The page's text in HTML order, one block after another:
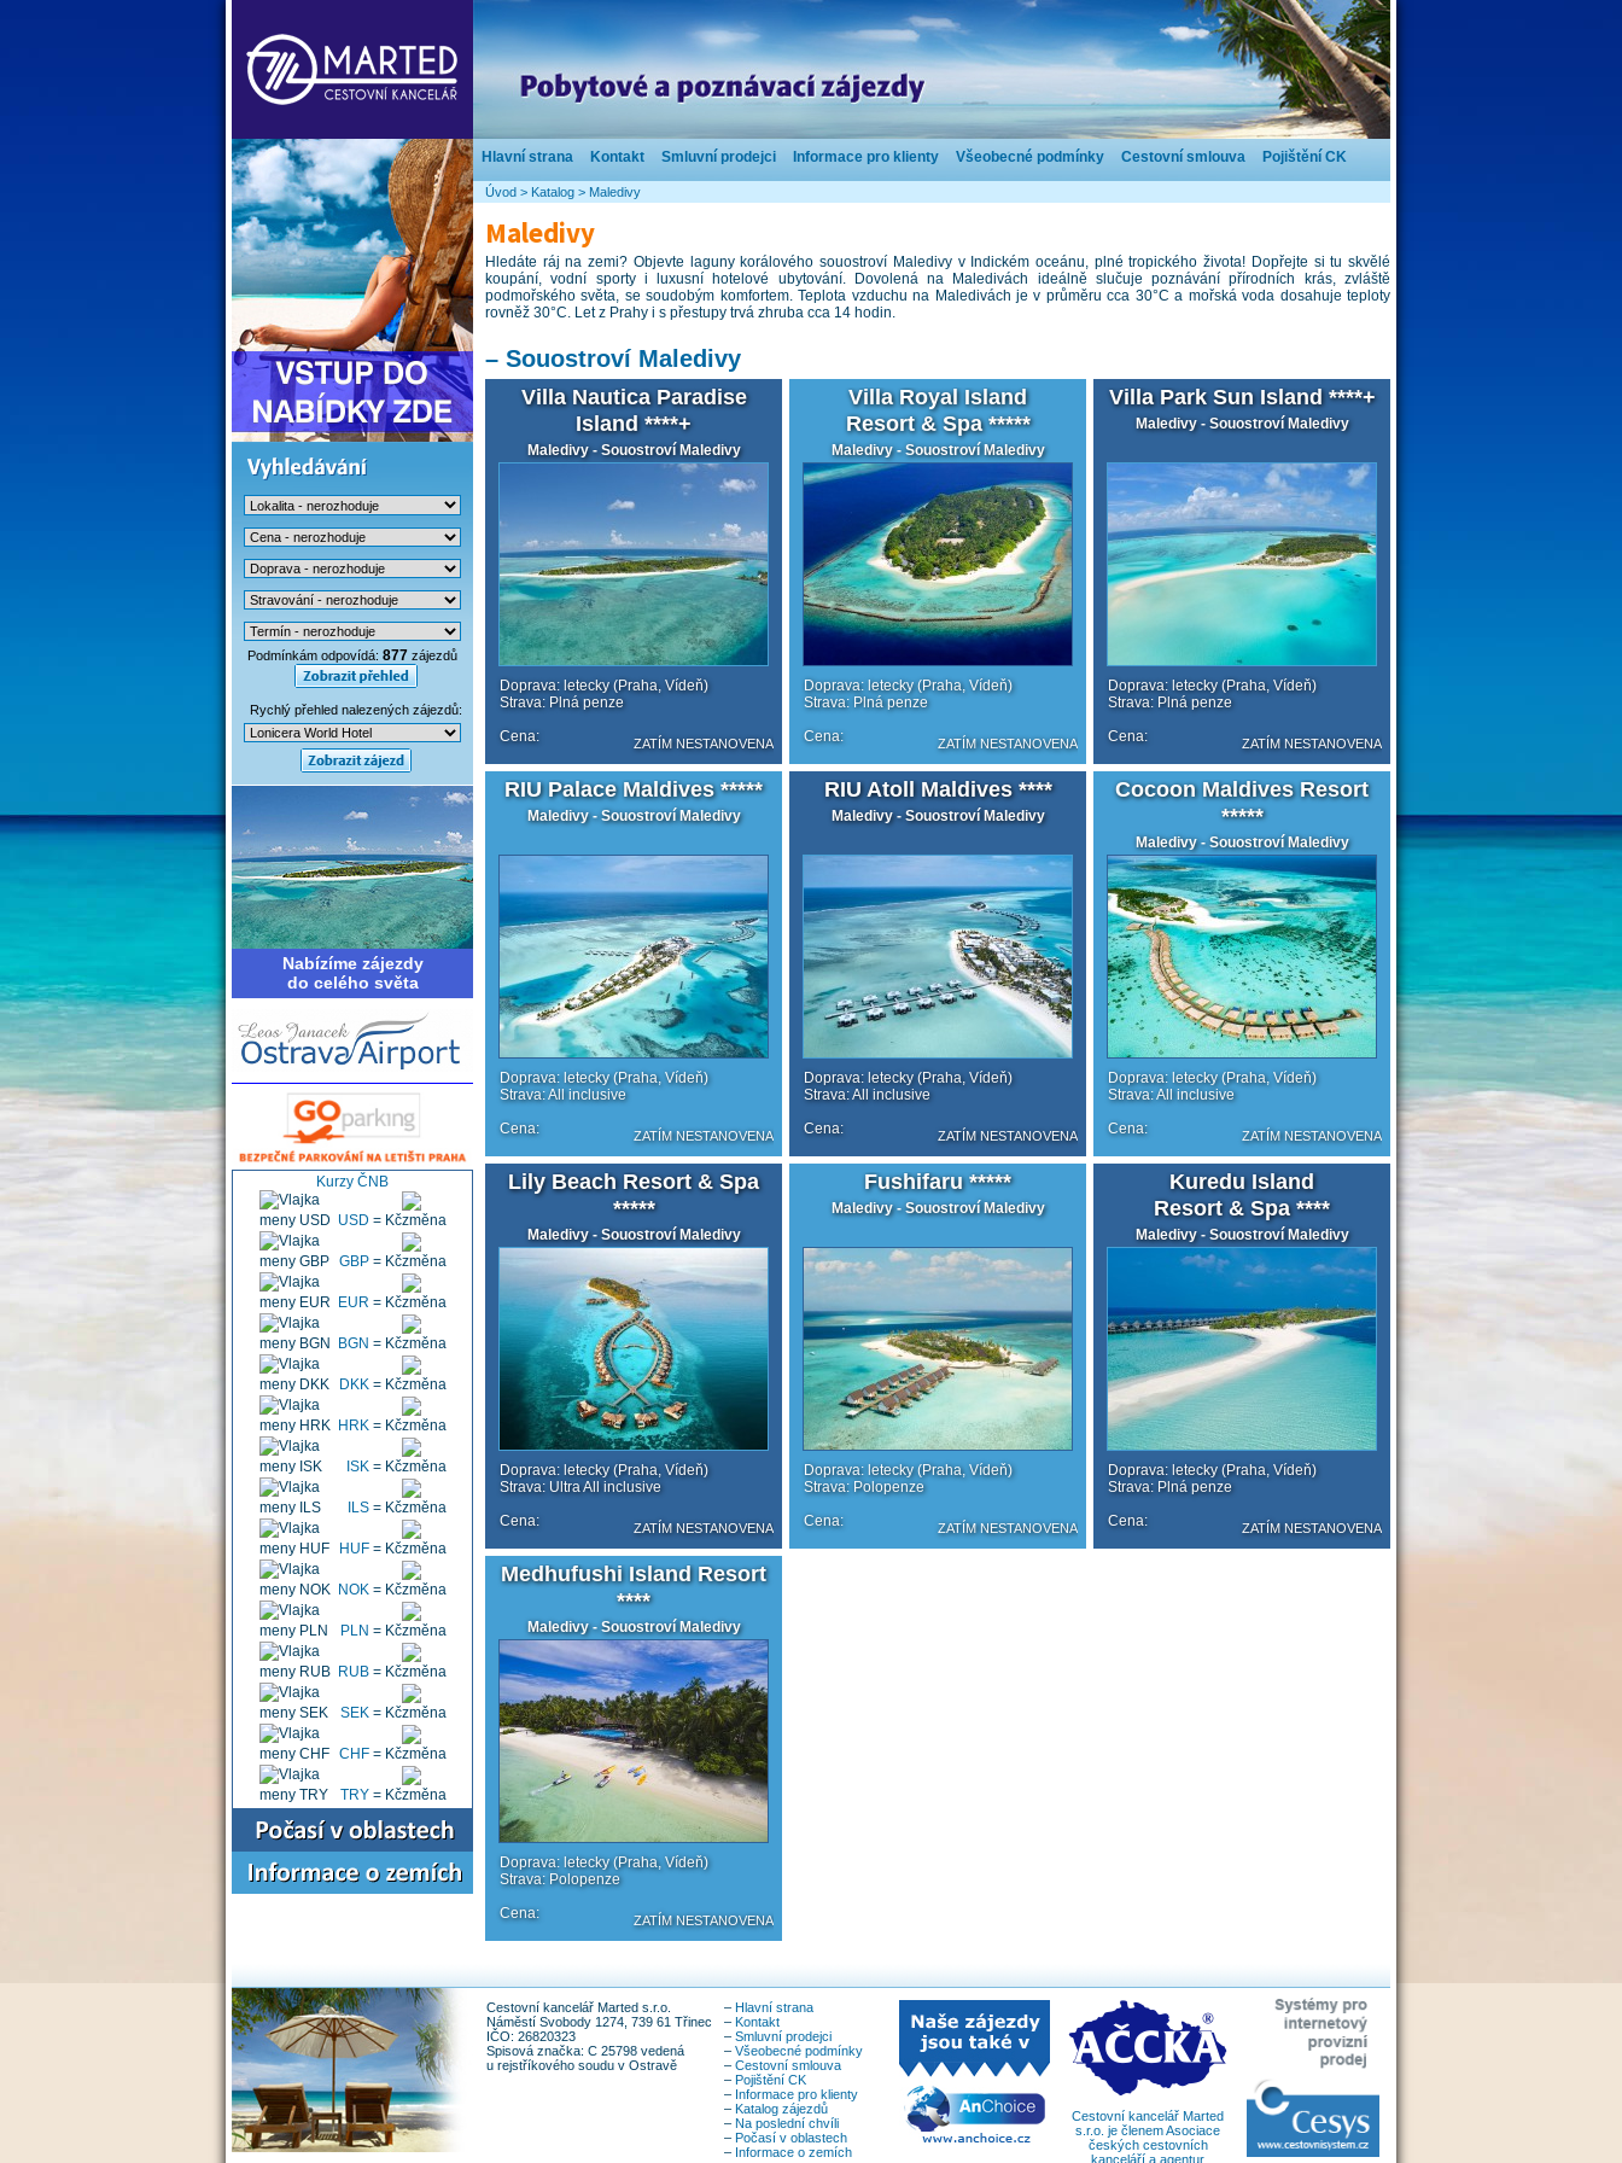
Hlavní strana Kontakt Smluvní prodejci Informace pro klienty Všeobecné podmínky Cestovní smlouva Pojištění CK
Podmínkám odpovídá: 877 zájezdů
Rychlý přehled nalezených zájezdů:
Nabízíme zájezdy
do celého světa
Kurzy ČNB
USD = Kč
GBP= Kč
EUR = Kč
BGN = Kč
DKK= Kč
HRK= Kč
ISK= Kč
ILS= Kč
HUF= Kč
NOK= Kč
PLN = Kč
RUB= Kč
SEK= Kč
CHF= Kč
TRY= Kč
Úvod > Katalog > Maledivy
Maledivy
Hledáte ráj na zemi? Objevte laguny korálového souostroví Maledivy v Indickém oceánu, plné tropického života! Dopřejte si tu skvělé
koupání, vodní sporty i luxusní hotelové ubytování. Dovolená na Maledivách ideálně slučuje poznávání přírodních krás, zvláště
podmořského světa, se soudobým komfortem. Teplota vzduchu na Maledivách je v průměru cca 30°C a mořská voda dosahuje teploty
rovněž 30°C. Let z Prahy i s přestupy trvá zhruba cca 14 hodin.
– Souostroví Maledivy
Villa Nautica Paradise
Island ****+
Maledivy - Souostroví Maledivy
Doprava: letecky (Praha, Vídeň)
Strava: Plná penze
Cena:
ZATÍM NESTANOVENA
Villa Royal Island
Resort & Spa *****
Maledivy - Souostroví Maledivy
Doprava: letecky (Praha, Vídeň)
Strava: Plná penze
Cena:
ZATÍM NESTANOVENA
Villa Park Sun Island ****+
Maledivy - Souostroví Maledivy
Doprava: letecky (Praha, Vídeň)
Strava: Plná penze
Cena:
ZATÍM NESTANOVENA
RIU Palace Maldives *****
Maledivy - Souostroví Maledivy
Doprava: letecky (Praha, Vídeň)
Strava: All inclusive
Cena:
ZATÍM NESTANOVENA
RIU Atoll Maldives ****
Maledivy - Souostroví Maledivy
Doprava: letecky (Praha, Vídeň)
Strava: All inclusive
Cena:
ZATÍM NESTANOVENA
Cocoon Maldives Resort
*****
Maledivy - Souostroví Maledivy
Doprava: letecky (Praha, Vídeň)
Strava: All inclusive
Cena:
ZATÍM NESTANOVENA
Lily Beach Resort & Spa
*****
Maledivy - Souostroví Maledivy
Doprava: letecky (Praha, Vídeň)
Strava: Ultra All inclusive
Cena:
ZATÍM NESTANOVENA
Fushifaru *****
Maledivy - Souostroví Maledivy
Doprava: letecky (Praha, Vídeň)
Strava: Polopenze
Cena:
ZATÍM NESTANOVENA
Kuredu Island
Resort & Spa ****
Maledivy - Souostroví Maledivy
Doprava: letecky (Praha, Vídeň)
Strava: Plná penze
Cena:
ZATÍM NESTANOVENA
Medhufushi Island Resort
****
Maledivy - Souostroví Maledivy
Doprava: letecky (Praha, Vídeň)
Strava: Polopenze
Cena:
ZATÍM NESTANOVENA
Cestovní kancelář Marted s.r.o.
Náměstí Svobody 1274, 739 61 Třinec
IČO: 26820323
Spisová značka: C 25798 vedená
u rejstříkového soudu v Ostravě
– Hlavní strana
– Kontakt
– Smluvní prodejci
– Všeobecné podmínky
– Cestovní smlouva
– Pojištění CK
– Informace pro klienty
– Katalog zájezdů
– Na poslední chvíli
– Počasí v oblastech
– Informace o zemích
Cestovní kancelář Marted
s.r.o. je členem Asociace
českých cestovních
kanceláří a agentur